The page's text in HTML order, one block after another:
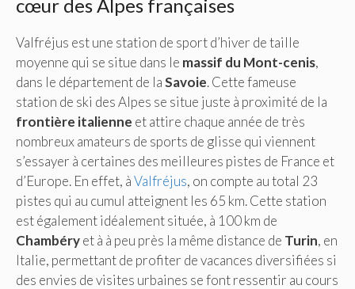
cœur des Alpes françaises
Valfréjus est une station de sport d’hiver de taille
moyenne qui se situe dans le massif du Mont-cenis,
dans le département de laSavoie. Cette fameuse
station de ski des Alpes se situe juste à proximité de la
frontière italienne et attire chaque année de très
nombreux amateurs de sports de glisse qui viennent
s’essayer à certaines des meilleures pistes de France et
d’Europe. En effet, àValfréjus, on compte au total 23
pistes qui au cumul atteignent les 65 km. Cette station
est également idéalement située, à 100 km de
Chambéryet à à peu près la même distance de Turin, en
Italie, permettant de profiter de vacances diversifiées si
des envies de visites urbaines se font ressentir au cours